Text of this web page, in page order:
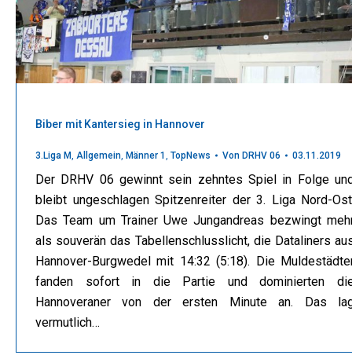
Biber mit Kantersieg in Hannover
3.Liga M, Allgemein, Männer 1 , TopNews Von DRHV 06 03.11.2019
Der DRHV 06 gewinnt sein zehntes Spiel in Folge
bleibt ungeschlagen Spitzenreiter der 3. Liga Nord-
Das Team um Trainer Uwe Jungandreas bezwingt
als souverän das Tabellenschlusslicht, die Dataliners
Hannover-Burgwedel mit 14:32 (5:18). Die
fanden sofort in die Partie und dominierten
Hannoveraner von der ersten Minute an. Das
vermutlich…